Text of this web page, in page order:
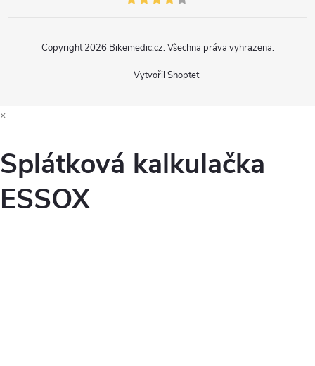
Vytvořil Shoptet
Copyright 2026 Bikemedic.cz. Všechna práva vyhrazena.
×
Splátková kalkulačka
ESSOX